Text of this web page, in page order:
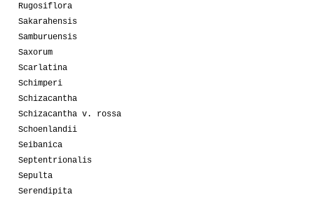
Rugosiflora
Sakarahensis
Samburuensis
Saxorum
Scarlatina
Schimperi
Schizacantha
Schizacantha v. rossa
Schoenlandii
Seibanica
Septentrionalis
Sepulta
Serendipita